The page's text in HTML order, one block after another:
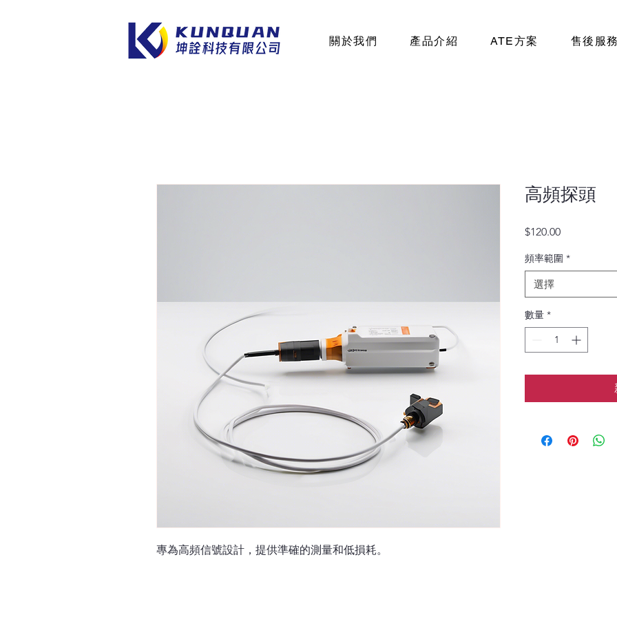
關於我們 產品介紹 ATE方案 售後服務
專為高頻信號設計，提供準確的測量和低損耗。
高頻探頭
$120.00價
頻率範圍 *
選擇
數量 *